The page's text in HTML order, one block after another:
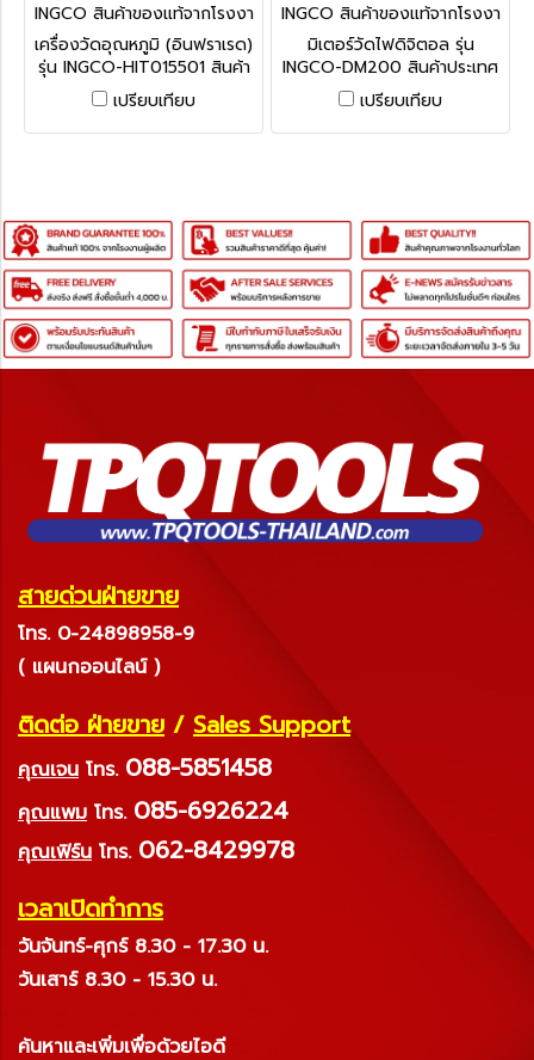
INGCO สินค้าของแท้จากโรงงา
นผู้ผลิต INGCO-HIT015501
เครื่องวัดอุณหภูมิ (อินฟราเรด)
รุ่น INGCO-HIT015501 สินค้า
ประเทศจีน
เปรียบเทียบ
INGCO สินค้าของแท้จากโรงงา
นผู้ผลิต INGCO-DM200
มิเตอร์วัดไฟดิจิตอล รุ่น
INGCO-DM200 สินค้าประเทศ
จีน
เปรียบเทียบ
สายด่วนฝ่ายขาย
โทร. 0-24898958-9
( แผนกออนไลน์ )
ติดต่อ ฝ่ายขาย / Sales Support
คุณเจน โทร. 088-5851458
คุณแพม โทร. 085-6926224
คุณเฟิร์น โทร. 062-8429978
เวลาเปิดทำการ
วันจันทร์-ศุกร์ 8.30 - 17.30 น.
วันเสาร์ 8.30 - 15.30 น.
ค้นหาและเพิ่มเพื่อด้วยไอดี